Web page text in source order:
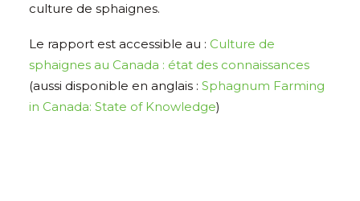
culture de sphaignes.
Le rapport est accessible au : Culture de
sphaignes au Canada : état des connaissances
(aussi disponible en anglais : Sphagnum Farming
in Canada: State of Knowledge)